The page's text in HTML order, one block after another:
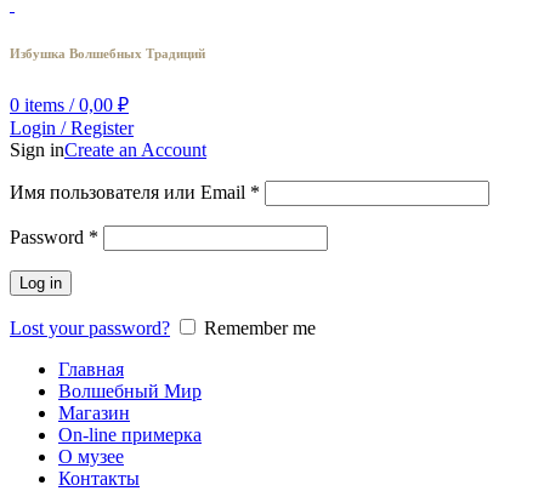
Избушка Волшебных Традиций
0 items / 0,00 ₽
Login / Register
Sign inCreate an Account
Имя пользователя или Email *
Password *
Log in
Lost your password?
Remember me
Главная
Волшебный Мир
Магазин
On-line примерка
О музее
Контакты